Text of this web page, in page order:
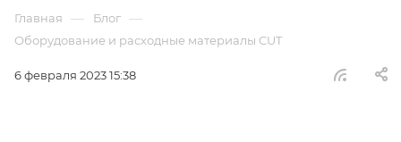
Главная — Блог —
Оборудование и расходные материалы CUT
6 февраля 2023 15:38